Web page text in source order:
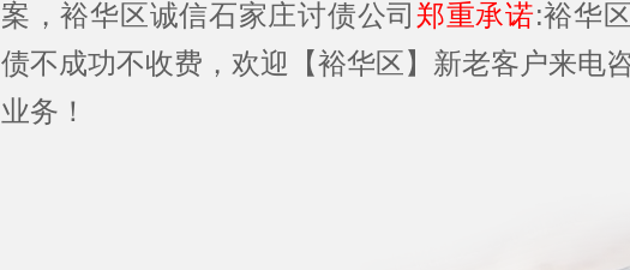
案，裕华区诚信石家庄讨债公司 郑重承诺:裕华
债不成功不收费，欢迎【裕华区】新老客户来电
业务！